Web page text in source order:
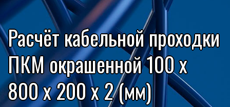
Расчёт кабельной проходки
ПКМ окрашенной 100 x
800 x 200 x 2 (мм)